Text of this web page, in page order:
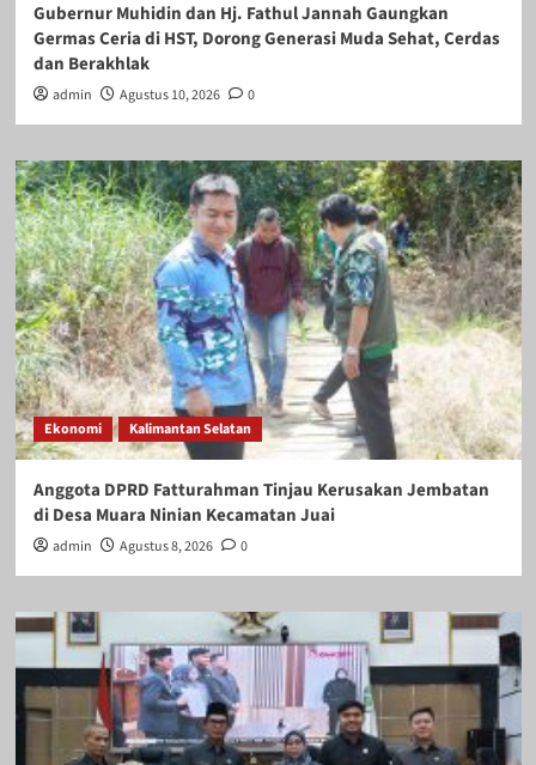
Gubernur Muhidin dan Hj. Fathul Jannah Gaungkan
Germas Ceria di HST, Dorong Generasi Muda Sehat, Cerdas
dan Berakhlak
admin Agustus 10, 2026 0
Ekonomi Kalimantan Selatan
Anggota DPRD Fatturahman Tinjau Kerusakan Jembatan
di Desa Muara Ninian Kecamatan Juai
admin Agustus 8, 2026 0